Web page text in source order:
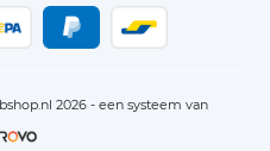
2026 - een systeem van